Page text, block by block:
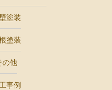
塗装
塗装
の他
事例